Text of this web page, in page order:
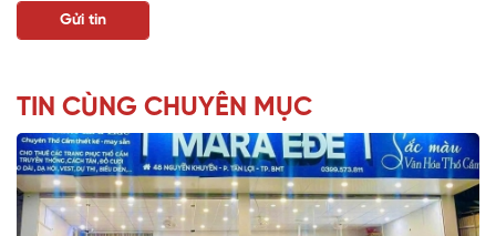
TIN CÙNG CHUYÊN MỤC